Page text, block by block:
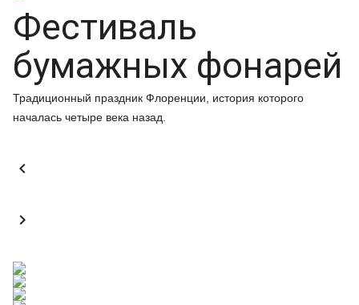
Фестиваль
бумажных фонарей
Традиционный праздник Флоренции, история которого
началась четыре века назад.

